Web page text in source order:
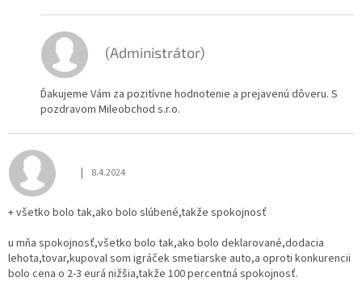
(Administrátor)
Ďakujeme Vám za pozitívne hodnotenie a prejavenú dôveru. S
pozdravom Mileobchod s.r.o.
Hodnotenie obchodu je 5 z 5 hviezdičiek.
| 8.4.2024
+ všetko bolo tak,ako bolo slúbené,takže spokojnosť
u mňa spokojnosť,všetko bolo tak,ako bolo deklarované,dodacia
lehota,tovar,kupoval som igráček smetiarske auto,a oproti konkurencii
bolo cena o 2-3 eurá nižšia,takže 100 percentná spokojnosť.